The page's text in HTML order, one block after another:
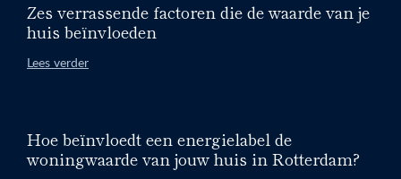
Zes verrassende factoren die de waarde van je
huis beïnvloeden
Lees verder
Hoe beïnvloedt een energielabel de
woningwaarde van jouw huis in Rotterdam?